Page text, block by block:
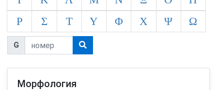
Ρ
Σ Τ Υ Φ Χ Ψ Ω
G
Морфология